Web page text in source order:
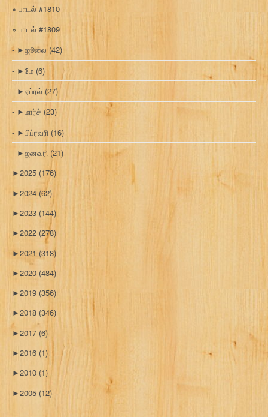
பாடல் #1810
பாடல் #1809
►ஜூலை (42)
►மே (6)
►ஏப்ரல் (27)
►மார்ச் (23)
►பிப்ரவரி (16)
►ஜனவரி (21)
►2025 (176)
►2024 (62)
►2023 (144)
►2022 (278)
►2021 (318)
►2020 (484)
►2019 (356)
►2018 (346)
►2017 (6)
►2016 (1)
►2010 (1)
►2005 (12)